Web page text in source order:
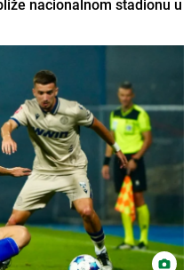
nacionalnom stadionu u